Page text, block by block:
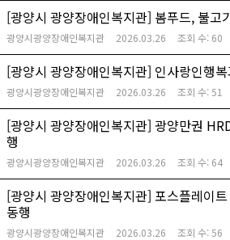
[광양시 광양장애인복지관] 봄푸드, 불고
광양시광양장애인복지관 2026.03.26 조회 수: 60
[광양시 광양장애인복지관] 인사랑인행
광양시광양장애인복지관 2026.03.26 조회 수:51
[광양시 광양장애인복지관] 광양만권
행
광양시광양장애인복지관 2026.03.26 조회 수: 64
[광양시 광양장애인복지관] 포스플레이
동행
광양시광양장애인복지관 2026.03.26 조회 수:56